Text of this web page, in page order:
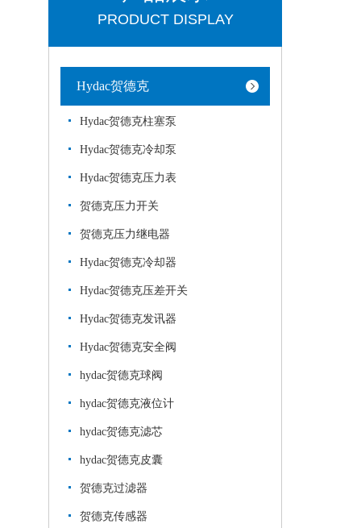
PRODUCT DISPLAY
Hydac贺德克
Hydac贺德克柱塞泵
Hydac贺德克冷却泵
Hydac贺德克压力表
贺德克压力开关
贺德克压力继电器
Hydac贺德克冷却器
Hydac贺德克压差开关
Hydac贺德克发讯器
Hydac贺德克安全阀
hydac贺德克球阀
hydac贺德克液位计
hydac贺德克滤芯
hydac贺德克皮囊
贺德克过滤器
贺德克传感器